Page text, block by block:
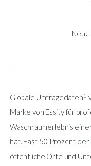
Neue
Globale Umfragedaten1
Marke von Essity für
Waschraumerlebnis
hat. Fast 50 Prozent
öffentliche Orte und